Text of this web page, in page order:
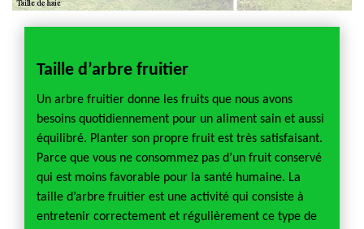
Taille d’arbre fruitier
Un arbre fruitier donne les fruits que nous avons
besoins quotidiennement pour un aliment sain et aussi
équilibré. Planter son propre fruit est très satisfaisant.
Parce que vous ne consommez pas d’un fruit conservé
qui est moins favorable pour la santé humaine. La
taille d’arbre fruitier est une activité qui consiste à
entretenir correctement et régulièrement ce type de